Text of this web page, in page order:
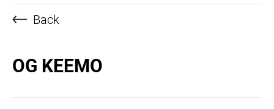
Back
OG KEEMO